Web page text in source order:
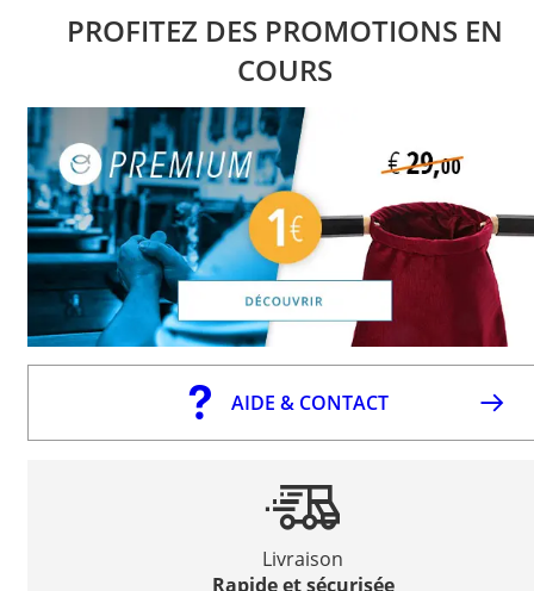
PROFITEZ DES PROMOTIONS EN
COURS
AIDE & CONTACT
Livraison
Rapide et sécurisée